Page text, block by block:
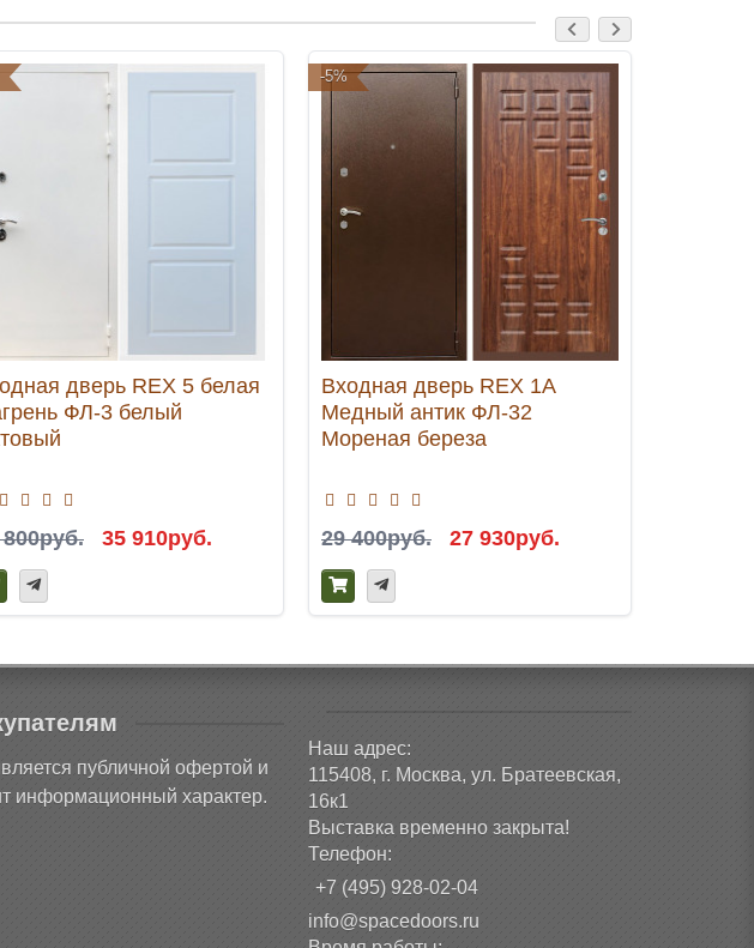
дверь REX 5 белая
ФЛ-3 белый
35 910руб.
-5%
Входная дверь REX 1А
Медный антик ФЛ-32
Мореная береза
29 400руб. 27 930руб.
публичной офертой и
информационный характер.
Наш адрес:
115408, г. Москва, ул. Братеевская,
16к1
Выставка временно закрыта!
Телефон:
+7 (495) 928-02-04
info@spacedoors.ru